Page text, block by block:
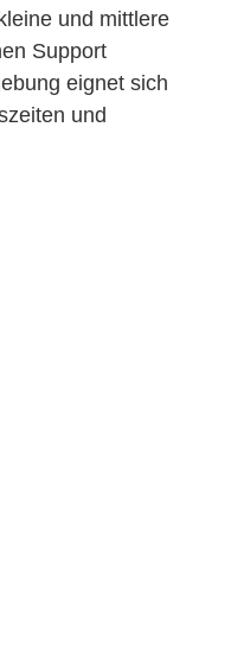
und mittlere
Support
eignet sich
und